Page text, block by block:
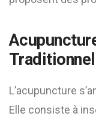
L’acupuncture
Elle consiste à